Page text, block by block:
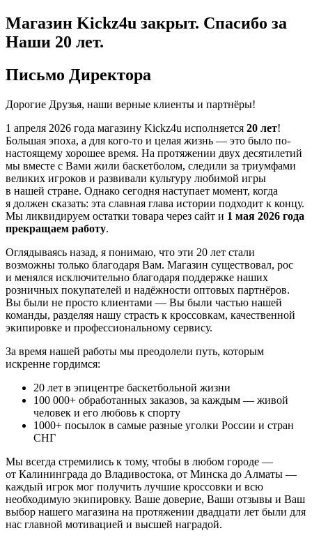
Магазин Kickz4u закрыт. Спасибо за
Наши 20 лет.
Письмо Директора
Дорогие Друзья, наши верные клиенты и партнёры!
1 апреля 2026 года магазину Kickz4u исполняется 20 лет!
Большая эпоха, а для кого-то и целая жизнь — это было по-
настоящему хорошее время. На протяжении двух десятилетий
мы вместе с Вами жили баскетболом, следили за триумфами
великих игроков и развивали культуру любимой игры
в нашей стране. Однако сегодня наступает момент, когда
я должен сказать: эта славная глава истории подходит к концу.
Мы ликвидируем остатки товара через сайт и 1 мая 2026 года
прекращаем работу.
Оглядываясь назад, я понимаю, что эти 20 лет стали
возможны только благодаря Вам. Магазин существовал, рос
и менялся исключительно благодаря поддержке наших
розничных покупателей и надёжности оптовых партнёров.
Вы были не просто клиентами — Вы были частью нашей
команды, разделяя нашу страсть к кроссовкам, качественной
экипировке и профессиональному сервису.
За время нашей работы мы преодолели путь, которым
искренне гордимся:
20 лет в эпицентре баскетбольной жизни
100 000+ обработанных заказов, за каждым — живой
человек и его любовь к спорту
1000+ посылок в самые разные уголки России и стран
СНГ
Мы всегда стремились к тому, чтобы в любом городе —
от Калининграда до Владивостока, от Минска до Алматы —
каждый игрок мог получить лучшие кроссовки и всю
необходимую экипировку. Ваше доверие, Ваши отзывы и Ваш
выбор нашего магазина на протяжении двадцати лет были для
нас главной мотивацией и высшей наградой.